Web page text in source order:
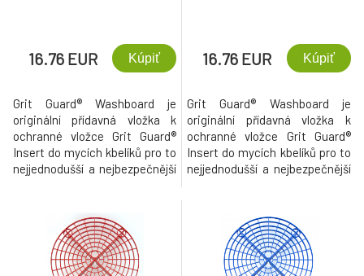
16.76 EUR Kúpiť
Grit Guard® Washboard je
originální přídavná vložka k
ochranné vložce Grit Guard®
Insert do mycích kbelíků pro to
nejjednodušší a nejbezpečnější
16.76 EUR Kúpiť
Grit Guard® Washboard je
originální přídavná vložka k
ochranné vložce Grit Guard®
Insert do mycích kbelíků pro to
nejjednodušší a nejbezpečnější